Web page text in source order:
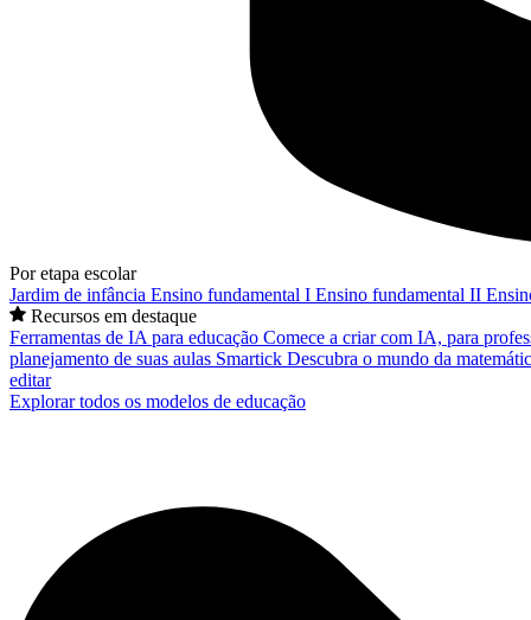
Por etapa escolar
Jardim de infância Ensino fundamental I Ensino fundamental II
Recursos em destaque
Ferramentas de IA para educação Comece a criar com IA, para
planejamento de suas aulas Smartick Descubra o mundo da
editar
Explorar todos os modelos de educação